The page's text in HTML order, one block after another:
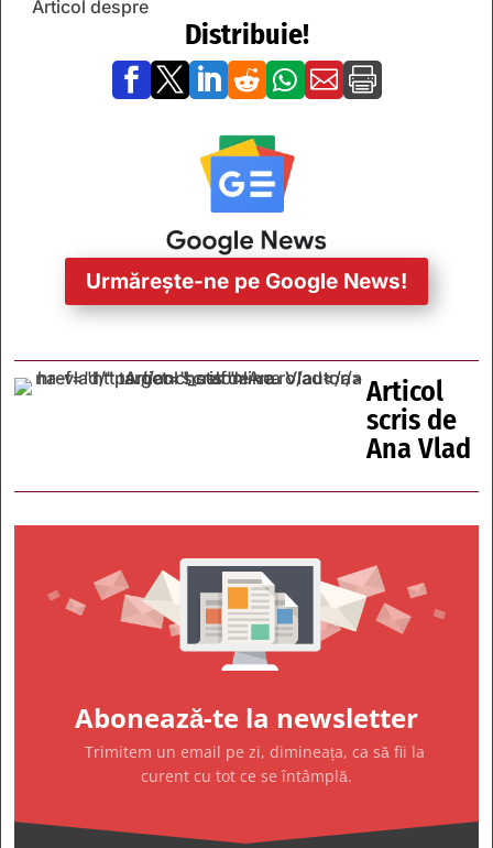
Articol despre
Distribuie!
      
Urmărește-ne pe Google News!
Articol
scris de
Ana Vlad
Abonează-te la newsletter
Trimitem un email pe zi, dimineața, ca să fii la
curent cu tot ce se întâmplă.